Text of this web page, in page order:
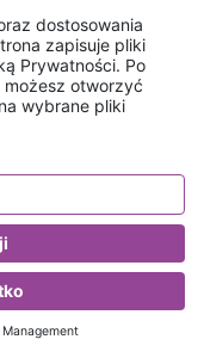
płynna
istotnego raka
biopsji
lub